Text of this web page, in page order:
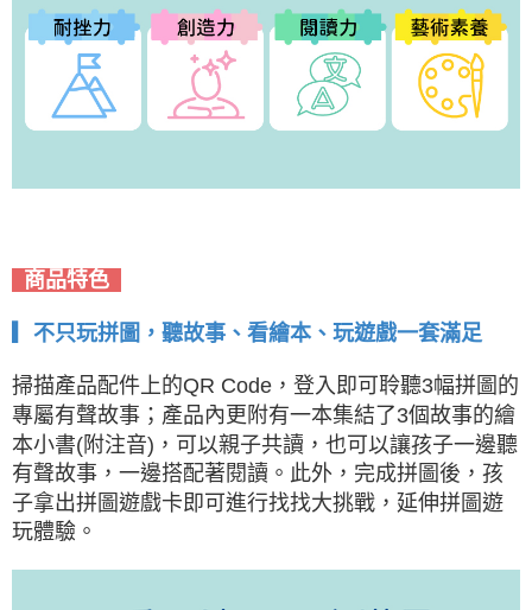
商品特色
▎不只玩拼圖，聽故事、看繪本、玩遊戲一套滿足
掃描產品配件上的QR Code，登入即可聆聽3幅拼圖的
專屬有聲故事；產品內更附有一本集結了3個故事的繪
本小書(附注音)，可以親子共讀，也可以讓孩子一邊聽
有聲故事，一邊搭配著閱讀。此外，完成拼圖後，孩
子拿出拼圖遊戲卡即可進行找找大挑戰，延伸拼圖遊
玩體驗。